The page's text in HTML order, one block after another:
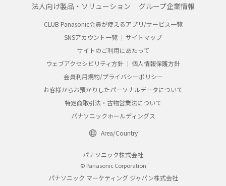
法人向け製品・ソリューション グループ企業情報
CLUB Panasonic会員が使えるアプリ/サービス一覧
SNSアカウント一覧
サイトマップ
サイトのご利用にあたって
ウェブアクセシビリティ方針
個人情報保護方針
会員利用規約/プライバシーポリシー
お客様からお預かりしたパーソナルデータについて
特定商取引法・古物営業法について
パナソニックホールディングス
Area/Country
パナソニック株式会社
© Panasonic Corporation
パナソニック マーケティング ジャパン株式会社